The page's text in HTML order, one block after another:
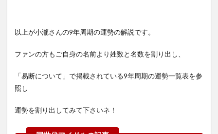
以上が小瀧さんの9年周期の運勢の解説です。
ファンの方もご自身の名前より姓数と名数を割り出し、
「易断について」で掲載されている9年周期の運勢一覧表を参
照し
運勢を割り出してみて下さいネ！